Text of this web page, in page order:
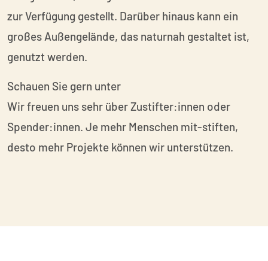
zur Verfügung gestellt. Darüber hinaus kann ein
großes Außengelände, das naturnah gestaltet ist,
genutzt werden.
Schauen Sie gern unter
Wir freuen uns sehr über Zustifter:innen oder
Spender:innen. Je mehr Menschen mit-stiften,
desto mehr Projekte können wir unterstützen.